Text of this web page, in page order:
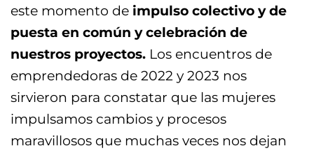
este momento de impulso colectivo y de
puesta en común y celebración de
nuestros proyectos. Los encuentros de
emprendedoras de 2022 y 2023 nos
sirvieron para constatar que las mujeres
impulsamos cambios y procesos
maravillosos que muchas veces nos dejan